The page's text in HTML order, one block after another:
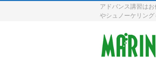
アドバンス講習は
やシュノーケリング